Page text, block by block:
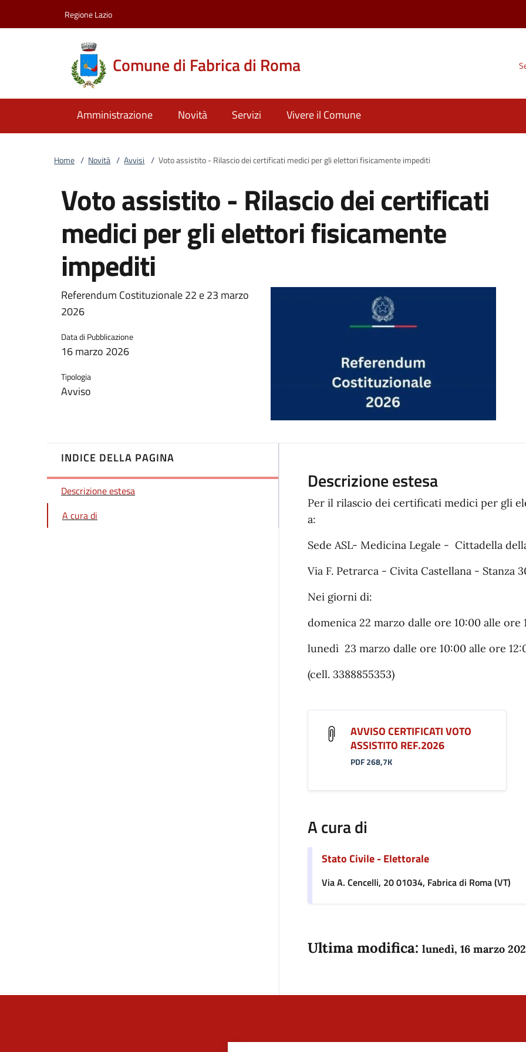
Regione Lazio
Comune di Fabrica di Roma
Amministrazione Novità Servizi Vivere il Comune
Home / Novità / Avvisi / Voto assistito - Rilascio dei certificati medici per gli elettori fisicamente impediti
Voto assistito - Rilascio dei certificati
medici per gli elettori fisicamente
impediti
Referendum Costituzionale 22 e 23 marzo
2026
Data di Pubblicazione
16 marzo 2026
Tipologia
Avviso
INDICE DELLA PAGINA
Descrizione estesa
A cura di
Descrizione estesa
Per il rilascio dei certificati medici per gli
a:
Sede ASL- Medicina Legale - Cittadella
Via F. Petrarca - Civita Castellana - Stanza
Nei giorni di:
domenica 22 marzo dalle ore 10:00 alle ore
lunedì 23 marzo dalle ore 10:00 alle ore
(cell. 3388855353)
AVVISO CERTIFICATI VOTO
ASSISTITO REF.2026
PDF 268,7K
A cura di
Stato Civile - Elettorale
Via A. Cencelli, 20 01034, Fabrica di Roma (VT)
Ultima modifica: lunedì, 16 marzo